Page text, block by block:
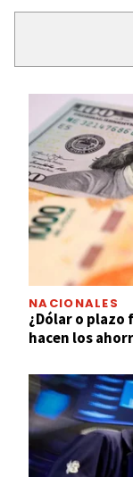
NACIONALES
¿Dólar o plazo
hacen los